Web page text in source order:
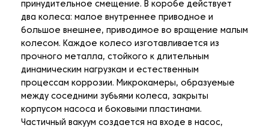
принудительное смещение. В коробе действует
два колеса: малое внутреннее приводное и
большое внешнее, приводимое во вращение малым
колесом. Каждое колесо изготавливается из
прочного металла, стойкого к длительным
динамическим нагрузкам и естественным
процессам коррозии. Микрокамеры, образуемые
между соседними зубьями колеса, закрыты
корпусом насоса и боковыми пластинами.
Частичный вакуум создается на входе в насос,